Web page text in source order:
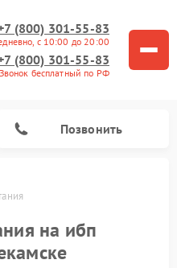
(800) 301-55-83
с 10:00 до 20:00
(800) 301-55-83
Звонок бесплатный по РФ
Позвонить
на ибп